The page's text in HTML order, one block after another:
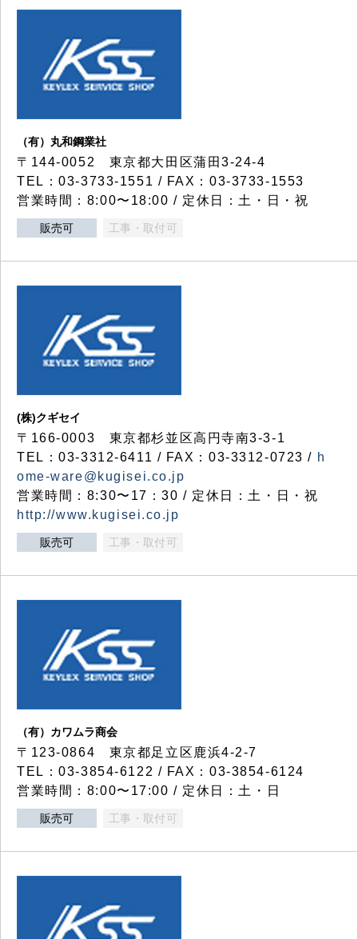
（有）丸和鋼業社
〒144-0052 東京都大田区蒲田3-24-4
TEL：03-3733-1551 / FAX：03-3733-1553
営業時間：8:00〜18:00 / 定休日：土・日・祝
販売可 工事・取付可
(株)クギセイ
〒166-0003 東京都杉並区高円寺南3-3-1
TEL：03-3312-6411 / FAX：03-3312-0723 / h
ome-ware@kugisei.co.jp
営業時間：8:30〜17：30 / 定休日：土・日・祝
http://www.kugisei.co.jp
販売可 工事・取付可
（有）カワムラ商会
〒123-0864 東京都足立区鹿浜4-2-7
TEL：03-3854-6122 / FAX：03-3854-6124
営業時間：8:00〜17:00 / 定休日：土・日
販売可 工事・取付可